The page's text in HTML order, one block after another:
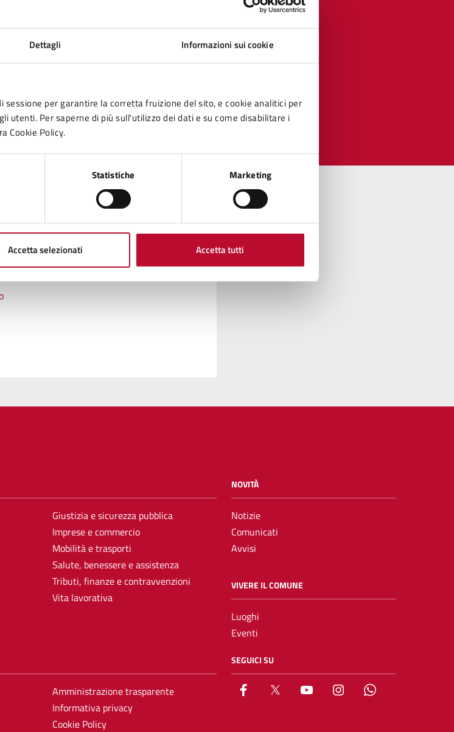
Dettagli Informazioni sui cookie
per garantire la corretta fruizione del sito, e cookie analitici per
utenti. Per saperne di più sull'utilizzo dei dati e su come disabilitare i
Cookie Policy.
Statistiche Marketing
Accetta selezionati Accetta tutti
informazioni su questa
su 5
Giustizia e sicurezza pubblica
Imprese e commercio
Mobilità e trasporti
Salute, benessere e assistenza
Tributi, finanze e contravvenzioni
Vita lavorativa
NOVITÀ
Notizie
Comunicati
Avvisi
VIVERE IL COMUNE
Luoghi
Eventi
Amministrazione trasparente
Informativa privacy
Cookie Policy
SEGUICI SU
Facebook YouTube Instagram